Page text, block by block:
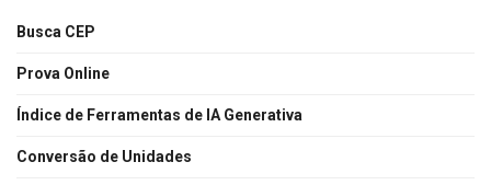
Busca CEP
Prova Online
Índice de Ferramentas de IA Generativa
Conversão de Unidades